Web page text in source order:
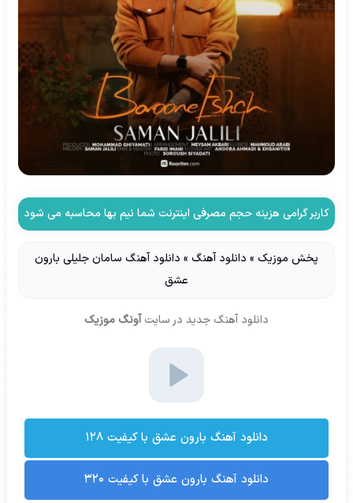
کاربر گرامی هزینه حجم مصرفی اینترنت شما نیم بها محاسبه می شود
پخش موزیک » دانلود آهنگ » دانلود آهنگ سامان جلیلی بارون
عشق
دانلود آهنگ جدید در سایت آونگ موزیک
دانلود آهنگ بارون عشق با کیفیت ۱۲۸
دانلود آهنگ بارون عشق با کیفیت ۳۲۰